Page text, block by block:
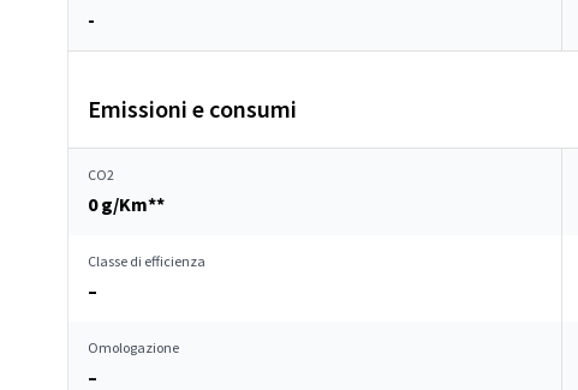
-
Emissioni e consumi
CO2
0 g/Km**
Classe di efficienza
–
Omologazione
–